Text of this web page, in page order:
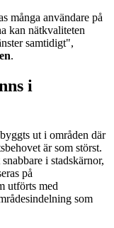
många användare på
kan nätkvaliteten
samtidigt",
.
i
ut i områden där
är som störst.
i stadskärnor,
på
utförts med
som